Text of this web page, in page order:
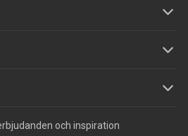
och inspiration